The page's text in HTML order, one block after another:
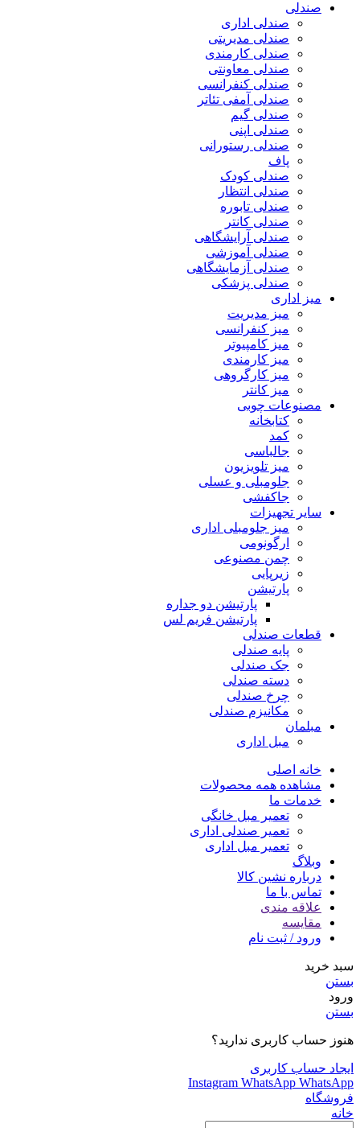
صندلی
صندلی اداری
صندلی مدیریتی
صندلی کارمندی
صندلی معاونتی
صندلی کنفرانسی
صندلی آمفی تئاتر
صندلی گیم
صندلی اپنی
صندلی رستورانی
پاف
صندلی کودک
صندلی انتظار
صندلی تابوره
صندلی کانتر
صندلی آرایشگاهی
صندلی آموزشی
صندلی آزمایشگاهی
صندلی پزشکی
میز اداری
میز مدیریت
میز کنفرانسی
میز کامپیوتر
میز کارمندی
میز کارگروهی
میز کانتر
مصنوعات چوبی
کتابخانه
کمد
جالباسی
میز تلویزیون
جلومبلی و عسلی
جاکفشی
سایر تجهیزات
میز جلومبلی اداری
ارگونومی
چمن مصنوعی
زیرپایی
پارتیشن
پارتیشن دو جداره
پارتیشن فریم لس
قطعات صندلی
پایه صندلی
جک صندلی
دسته صندلی
چرخ صندلی
مکانیزم صندلی
مبلمان
مبل اداری
خانه اصلی
مشاهده همه محصولات
خدمات ما
تعمیر مبل خانگی
تعمیر صندلی اداری
تعمیر مبل اداری
وبلاگ
درباره نشین کالا
تماس با ما
علاقه مندی
مقایسه
ورود / ثبت نام
سبد خرید
بستن
ورود
بستن
هنوز حساب کاربری ندارید؟
ایجاد حساب کاربری
Instagram WhatsApp WhatsApp
فروشگاه
خانه